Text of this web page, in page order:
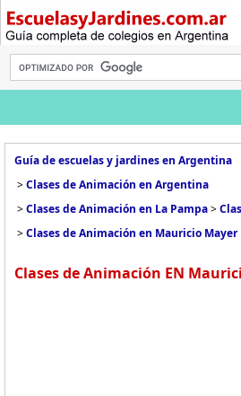
Guía de escuelas y jardines en Argentina
>Clases de Animación en Argentina
>Clases de Animación en La Pampa>
>Clases de Animación en Mauricio Mayer
Clases de Animación EN